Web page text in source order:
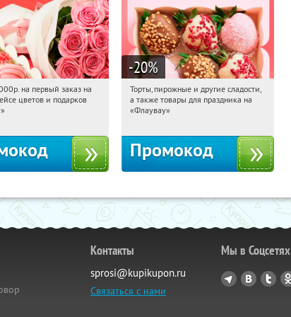
Получили:
на первый заказ на
цветов и подарков
-20%
17:47:40 Получили:
Россия
Торты, пирожные и другие сладости,
а также товары для праздника на
«Флаувау»
Промокод
Контакты
sprosi@kupikupon.ru
Связаться с нами
Мы в Соцсетях